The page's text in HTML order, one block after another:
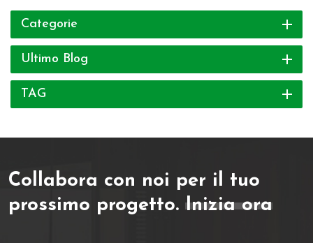
Categorie
Ultimo Blog
TAG
Collabora con noi per il tuo
prossimo progetto. Inizia ora